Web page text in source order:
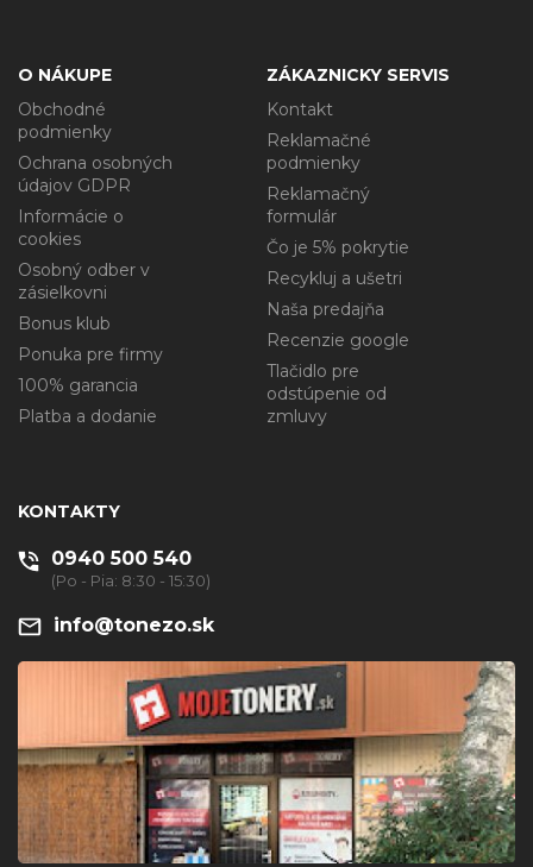
O NÁKUPE
Obchodné
podmienky
Ochrana osobných
údajov GDPR
Informácie o
cookies
Osobný odber v
zásielkovni
Bonus klub
Ponuka pre firmy
100% garancia
Platba a dodanie
ZÁKAZNICKY SERVIS
Kontakt
Reklamačné
podmienky
Reklamačný
formulár
Čo je 5% pokrytie
Recykluj a ušetri
Naša predajňa
Recenzie google
Tlačidlo pre
odstúpenie od
zmluvy
KONTAKTY
0940 500 540
(Po - Pia: 8:30 - 15:30)
info@tonezo.sk